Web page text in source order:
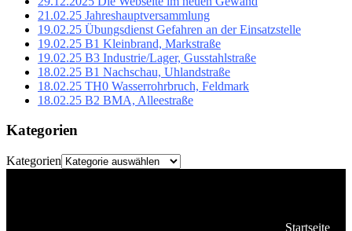
21.02.25 Jahreshauptversammlung
19.02.25 Übungsdienst Gefahren an der Einsatzstelle
19.02.25 B1 Kleinbrand, Markstraße
19.02.25 B3 Industrie/Lager, Gusstahlstraße
18.02.25 B1 Nachschau, Uhlandstraße
18.02.25 TH0 Wasserrohrbruch, Feldmark
18.02.25 B2 BMA, Alleestraße
Kategorien
Kategorien
Startseite